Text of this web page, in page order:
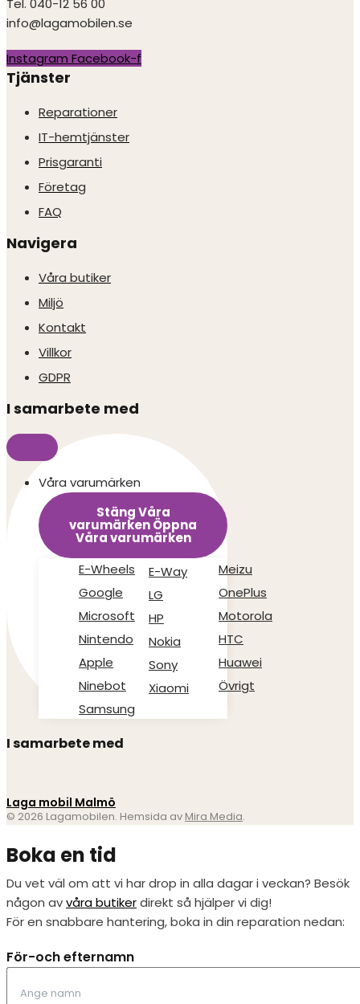
Tel. 040-12 56 00
info@lagamobilen.se
Instagram Facebook-f
Tjänster
Reparationer
IT-hemtjänster
Prisgaranti
Företag
FAQ
Navigera
Våra butiker
Miljö
Kontakt
Villkor
GDPR
I samarbete med
Våra varumärken
Stäng Våra
varumärkenÖppna
Våra varumärken
E-Wheels
Google
Microsoft
Nintendo
Apple
Ninebot
Samsung
E-Way
LG
HP
Nokia
Sony
Xiaomi
Meizu
OnePlus
Motorola
HTC
Huawei
Övrigt
I samarbete med
Laga mobil Malmö
© 2026 Lagamobilen. Hemsida av Mira Media.
Boka en tid
Du vet väl om att vi har drop in alla dagar i veckan? Besök
någon avvåra butikerdirekt så hjälper vi dig!
För en snabbare hantering, boka in din reparation nedan:
För-och efternamn